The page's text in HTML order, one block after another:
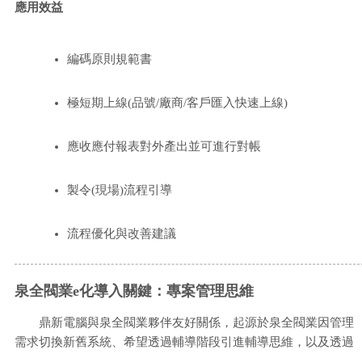
應用效益
編碼原則規範書
極短期上線(品號/廠商/客戶匯入快速上線)
應收應付報表對外產出並可進行對帳
製令(現場)流程引導
流程優化與改善建議
泉全閥業e化導入關鍵：專案管理思維
鼎新電腦與泉全閥業夥伴友好關係，起源於泉全閥業因管理
需求切換新舊系統、希望透過輔導階段引進輔導思維，以及透過